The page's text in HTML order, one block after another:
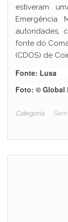
estiveram
Emergência
autoridades,
fonte do
(CDOS) de
Fonte: Lusa
Foto: © Global
Categoria